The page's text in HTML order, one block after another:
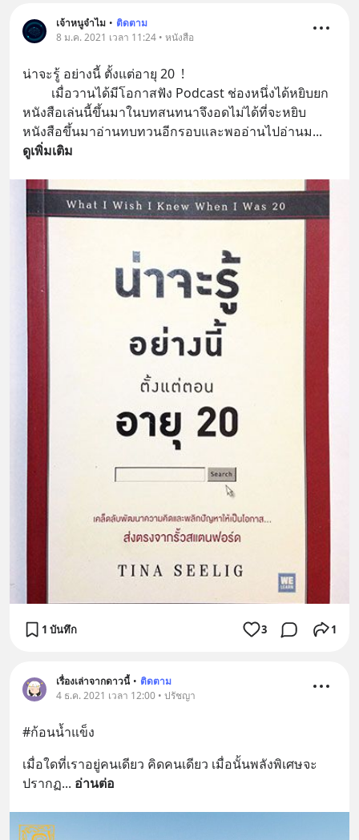
เจ้าหนูจำไม • ติดตาม
8 ม.ค. 2021 เวลา 11:24 • หนังสือ
น่าจะรู้ อย่างนี้ ตั้งแต่อายุ 20  !
หนังสือเล่นนี้ขึ้นมาในบทสนทนาจึงอดไม่ได้ที่จะหยิบ
หนังสือขึ้นมาอ่านทบทวนอีกรอบและพออ่านไปอ่านม...
ดูเพิ่มเติม
1 บันทึก 3 1
เรื่องเล่าจากดาวนี้ • ติดตาม
4 ธ.ค. 2021 เวลา 12:00 • ปรัชญา
#ก้อนน้ำแข็ง
เมื่อใดที่เราอยู่คนเดียว คิดคนเดียว เมื่อนั้นพลังพิเศษจะ
ปรากฏ... อ่านต่อ